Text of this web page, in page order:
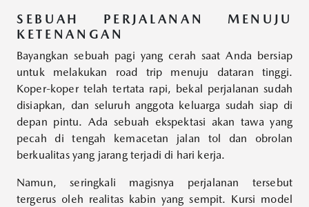
SEBUAH PERJALANAN MENUJU
KETENANGAN
Bayangkan sebuah pagi yang cerah saat Anda bersiap
untuk melakukan road trip menuju dataran tinggi.
Koper-koper telah tertata rapi, bekal perjalanan sudah
disiapkan, dan seluruh anggota keluarga sudah siap di
depan pintu. Ada sebuah ekspektasi akan tawa yang
pecah di tengah kemacetan jalan tol dan obrolan
berkualitas yang jarang terjadi di hari kerja.
Namun, seringkali magisnya perjalanan tersebut
tergerus oleh realitas kabin yang sempit. Kursi model